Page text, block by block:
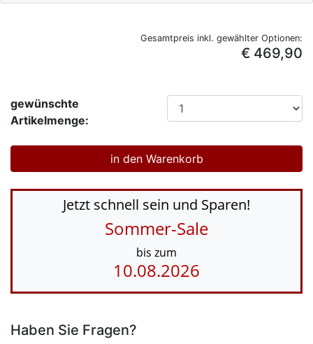
Gesamtpreis inkl. gewählter Optionen:
€ 469,90
gewünschte
Artikelmenge:
Jetzt schnell sein und Sparen!
Sommer-Sale
bis zum
10.08.2026
Haben Sie Fragen?